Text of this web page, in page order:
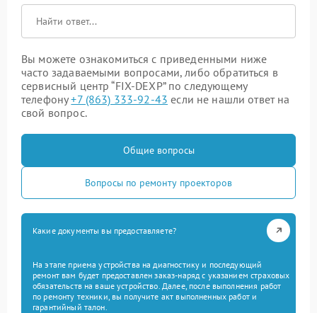
Вы можете ознакомиться с приведенными ниже
часто задаваемыми вопросами, либо обратиться в
сервисный центр “FIX-DEXP” по следующему
телефону+7 (863) 333-92-43 если не нашли ответ на
свой вопрос.
Общие вопросы
Вопросы по ремонту проекторов
Какие документы вы предоставляете?
На этапе приема устройства на диагностику и последующий
ремонт вам будет предоставлен заказ-наряд с указанием страховых
обязательств на ваше устройство. Далее, после выполнения работ
по ремонту техники, вы получите акт выполненных работ и
гарантийный талон.